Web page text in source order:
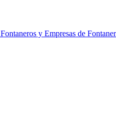
Fontaneros y Empresas de